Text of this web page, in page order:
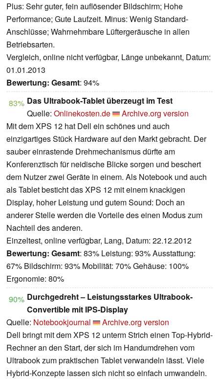
Plus: Sehr guter, fein auflösender Bildschirm; Hohe
Performance; Gute Laufzeit. Minus: Wenig Standard-
Anschlüsse; Wahrnehmbare Lüftergeräusche in allen
Betriebsarten.
Vergleich, online nicht verfügbar, Länge unbekannt, Datum:
01.01.2013
Bewertung: Gesamt: 94%
83% Das Ultrabook-Tablet überzeugt im Test
Quelle: Onlinekosten.de
Archive.org version
Mit dem XPS 12 hat Dell ein schönes und auch
einzigartiges Stück Hardware auf den Markt gebracht. Der
sauber einrastende Drehmechanismus dürfte am
Konferenztisch für neidische Blicke sorgen und beschert
dem Nutzer zwei Geräte in einem. Als Notebook und auch
als Tablet besticht das XPS 12 mit einem knackigen
Display, hoher Leistung und gutem Sound: Doch an
anderer Stelle werden die Vorteile des einen Modus zum
Nachteil des anderen.
Einzeltest, online verfügbar, Lang, Datum: 22.12.2012
Bewertung: Gesamt: 83% Leistung: 93% Ausstattung:
67% Bildschirm: 93% Mobilität: 70% Gehäuse: 100%
Ergonomie: 80%
90% Durchgedreht – Leistungsstarkes Ultrabook-
Convertible mit IPS-Display
Quelle: Notebookjournal
Archive.org version
Dell bringt mit dem XPS 12 unterm Strich einen Top-Hybrid-
Rechner an den Start, der sich im Handumdrehen vom
Ultrabook zum praktischen Tablet verwandeln lässt. Viele
Hybrid-Konzepte lassen sich nicht so einfach umwandeln.